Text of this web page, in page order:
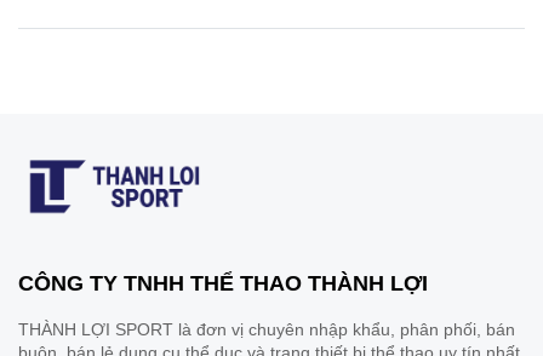
CÔNG TY TNHH THỂ THAO THÀNH LỢI
THÀNH LỢI SPORT là đơn vị chuyên nhập khẩu, phân phối, bán
buôn, bán lẻ dụng cụ thể dục và trang thiết bị thể thao uy tín nhất